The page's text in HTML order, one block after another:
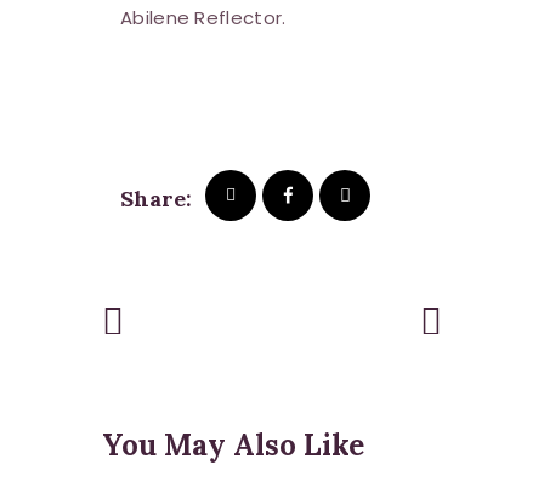
Abilene Reflector.
Share:
You May Also Like